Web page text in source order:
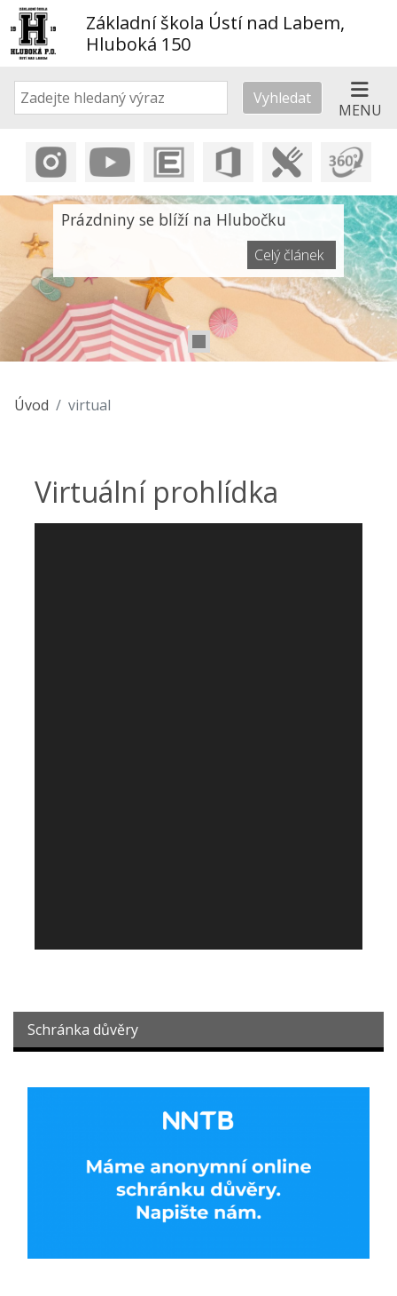
Základní škola Ústí nad Labem,
Hluboká 150
MENU
Vyhledat
Prázdniny se blíží na Hlubočku
Celý článek
Úvod virtual
Virtuální prohlídka
Schránka důvěry